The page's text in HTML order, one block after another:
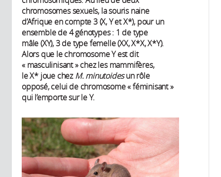
chromosomes sexuels, la souris naine
d’Afrique en compte 3 (X, Y et X*), pour un
ensemble de 4 génotypes : 1 de type
mâle (XY), 3 de type femelle (XX, X*X, X*Y).
Alors que le chromosome Y est dit
« masculinisant » chez les mammifères,
le X* joue chezM. minutoidesun rôle
opposé, celui de chromosome « féminisant »
qui l’emporte sur le Y.